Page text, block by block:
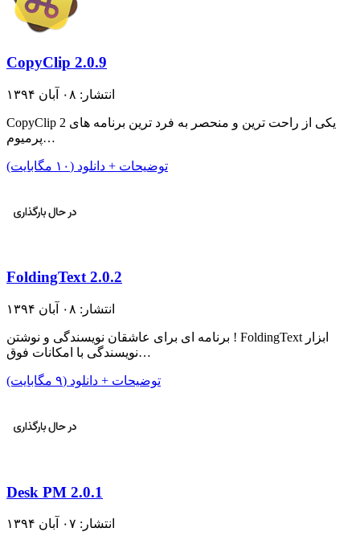
CopyClip 2.0.9
انتشار: ۰۸ آبان ۱۳۹۴
CopyClip 2 یکی از راحت ترین و منحصر به فرد ترین برنامه های
پرمیوم…
توضیحات + دانلود (۱۰ مگابایت)
FoldingText 2.0.2
انتشار: ۰۸ آبان ۱۳۹۴
برنامه ای برای عاشقان نویسندگی و نوشتن ! FoldingText ابزار
نویسندگی با امکانات فوق…
توضیحات + دانلود (۹ مگابایت)
Desk PM 2.0.1
انتشار: ۰۷ آبان ۱۳۹۴